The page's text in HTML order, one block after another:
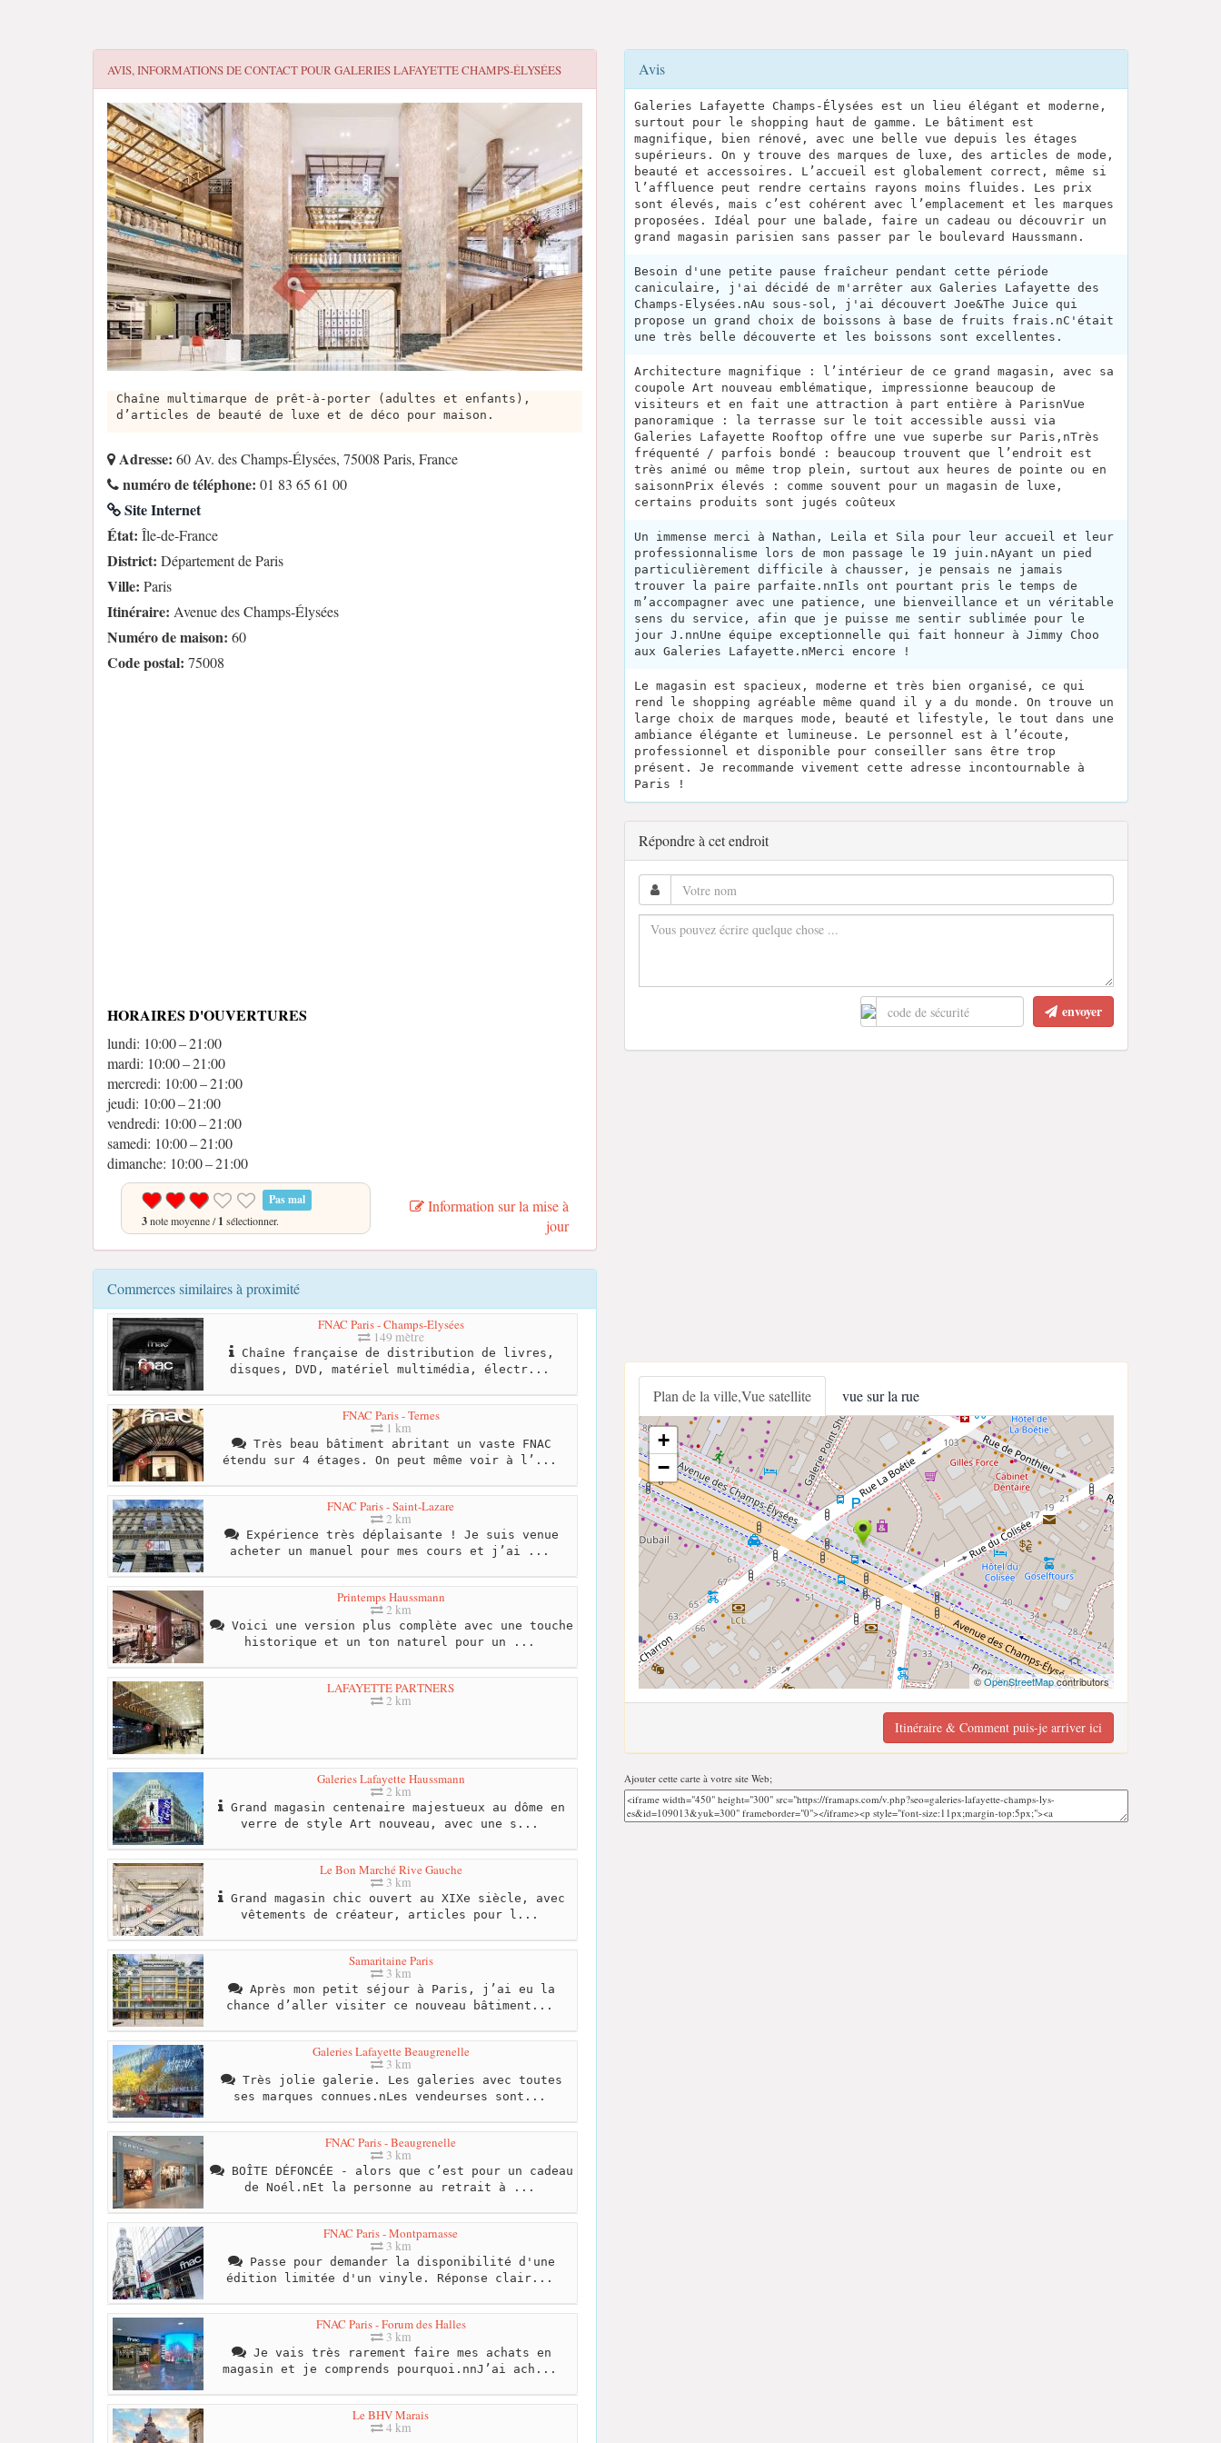
AVIS, INFORMATIONS DE CONTACT POURGALERIES LAFAYETTE CHAMPS-ÉLYSÉES
Chaîne multimarque de prêt-à-porter (adultes et enfants),
d’articles de beauté de luxe et de déco pour maison.
Adresse: 60 Av. des Champs-Élysées, 75008 Paris, France
numéro de téléphone: 01 83 65 61 00
Site Internet
État: Île-de-France
District: Département de Paris
Ville: Paris
Itinéraire: Avenue des Champs-Élysées
Numéro de maison: 60
Code postal: 75008
HORAIRES D'OUVERTURES
lundi: 10:00 – 21:00
mardi: 10:00 – 21:00
mercredi: 10:00 – 21:00
jeudi: 10:00 – 21:00
vendredi: 10:00 – 21:00
samedi: 10:00 – 21:00
dimanche: 10:00 – 21:00
Pas mal
3note moyenne /1 sélectionner.
Information sur la mise à
jour
Commerces similaires à proximité
FNAC Paris - Champs-Elysées
149 mètre
Chaîne française de distribution de livres,
disques, DVD, matériel multimédia, électr...
FNAC Paris - Ternes
1 km
Très beau bâtiment abritant un vaste FNAC
étendu sur 4 étages. On peut même voir à l’...
FNAC Paris - Saint-Lazare
2 km
Expérience très déplaisante ! Je suis venue
acheter un manuel pour mes cours et j’ai ...
Printemps Haussmann
2 km
Voici une version plus complète avec une touche
historique et un ton naturel pour un ...
LAFAYETTE PARTNERS
2 km
Galeries Lafayette Haussmann
2 km
Grand magasin centenaire majestueux au dôme en
verre de style Art nouveau, avec une s...
Le Bon Marché Rive Gauche
3 km
Grand magasin chic ouvert au XIXe siècle, avec
vêtements de créateur, articles pour l...
Samaritaine Paris
3 km
Après mon petit séjour à Paris, j’ai eu la
chance d’aller visiter ce nouveau bâtiment...
Galeries Lafayette Beaugrenelle
3 km
Très jolie galerie. Les galeries avec toutes
ses marques connues.nLes vendeurses sont...
FNAC Paris - Beaugrenelle
3 km
BOÎTE DÉFONCÉE - alors que c’est pour un cadeau
de Noél.nEt la personne au retrait à ...
FNAC Paris - Montparnasse
3 km
Passe pour demander la disponibilité d'une
édition limitée d'un vinyle. Réponse clair...
FNAC Paris - Forum des Halles
3 km
Je vais très rarement faire mes achats en
magasin et je comprends pourquoi.nnJ’ai ach...
Le BHV Marais
4 km
Avis
Galeries Lafayette Champs-Élysées est un lieu élégant et moderne,
surtout pour le shopping haut de gamme. Le bâtiment est
magnifique, bien rénové, avec une belle vue depuis les étages
supérieurs. On y trouve des marques de luxe, des articles de mode,
beauté et accessoires. L’accueil est globalement correct, même si
l’affluence peut rendre certains rayons moins fluides. Les prix
sont élevés, mais c’est cohérent avec l’emplacement et les marques
proposées. Idéal pour une balade, faire un cadeau ou découvrir un
grand magasin parisien sans passer par le boulevard Haussmann.
Besoin d'une petite pause fraîcheur pendant cette période
caniculaire, j'ai décidé de m'arrêter aux Galeries Lafayette des
Champs-Elysées.nAu sous-sol, j'ai découvert Joe&The Juice qui
propose un grand choix de boissons à base de fruits frais.nC'était
une très belle découverte et les boissons sont excellentes.
Architecture magnifique : l’intérieur de ce grand magasin, avec sa
coupole Art nouveau emblématique, impressionne beaucoup de
visiteurs et en fait une attraction à part entière à ParisnVue
panoramique : la terrasse sur le toit accessible aussi via
Galeries Lafayette Rooftop offre une vue superbe sur Paris,nTrès
fréquenté / parfois bondé : beaucoup trouvent que l’endroit est
très animé ou même trop plein, surtout aux heures de pointe ou en
saisonnPrix élevés : comme souvent pour un magasin de luxe,
certains produits sont jugés coûteux
Un immense merci à Nathan, Leila et Sila pour leur accueil et leur
professionnalisme lors de mon passage le 19 juin.nAyant un pied
particulièrement difficile à chausser, je pensais ne jamais
trouver la paire parfaite.nnIls ont pourtant pris le temps de
m’accompagner avec une patience, une bienveillance et un véritable
sens du service, afin que je puisse me sentir sublimée pour le
jour J.nnUne équipe exceptionnelle qui fait honneur à Jimmy Choo
aux Galeries Lafayette.nMerci encore !
Le magasin est spacieux, moderne et très bien organisé, ce qui
rend le shopping agréable même quand il y a du monde. On trouve un
large choix de marques mode, beauté et lifestyle, le tout dans une
ambiance élégante et lumineuse. Le personnel est à l’écoute,
professionnel et disponible pour conseiller sans être trop
présent. Je recommande vivement cette adresse incontournable à
Paris !
Répondre à cet endroit
envoyer
Plan de la ville,Vue satellite vue sur la rue
+
−
©OpenStreetMapcontributors
Itinéraire & Comment puis-je arriver ici
Ajouter cette carte à votre site Web;